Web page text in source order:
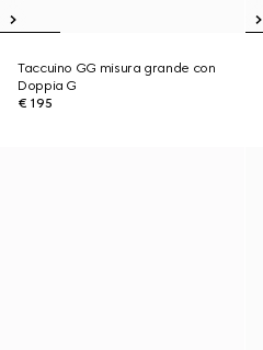
Taccuino GG misura grande con
Doppia G
€ 195